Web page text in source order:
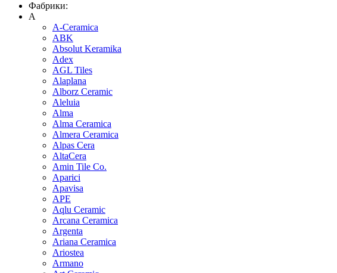
Фабрики:
A
A-Ceramica
ABK
Absolut Keramika
Adex
AGL Tiles
Alaplana
Alborz Ceramic
Aleluia
Alma
Alma Ceramica
Almera Ceramica
Alpas Cera
AltaCera
Amin Tile Co.
Aparici
Apavisa
APE
Aqlu Ceramic
Arcana Ceramica
Argenta
Ariana Ceramica
Ariostea
Armano